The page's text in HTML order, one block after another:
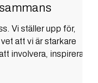
Vi ställer upp för,
att vi är starkare
involvera, inspirera